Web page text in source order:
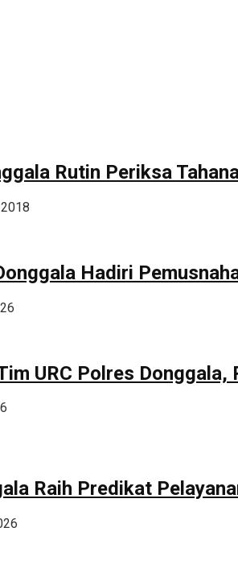
Rutin Periksa
Hadiri
URC Polres
Raih Predikat